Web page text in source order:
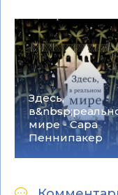
Здесь,
мире - Сара
Пеннипакер